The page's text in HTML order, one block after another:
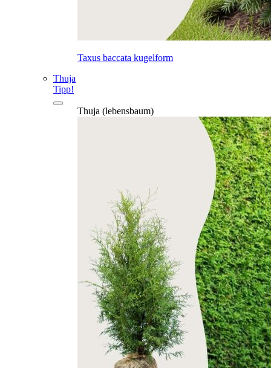
Taxus baccata kugelform
Thuja
Tipp!
Thuja (lebensbaum)